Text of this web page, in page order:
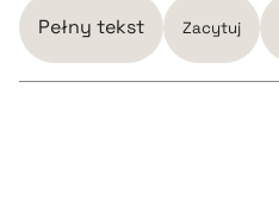
Pełny tekst Zacytuj